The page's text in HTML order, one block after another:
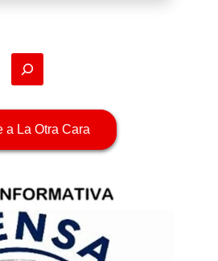
a La Otra Cara